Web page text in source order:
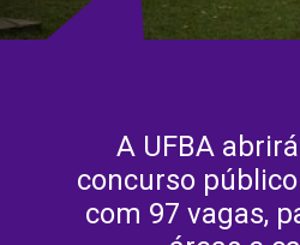
A UFBA
concurso
com 97 vagas,